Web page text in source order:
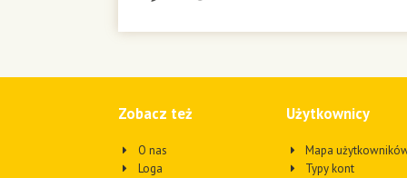
Zobacz też
O nas
Loga
Użytkownicy
Mapa
Typy kont